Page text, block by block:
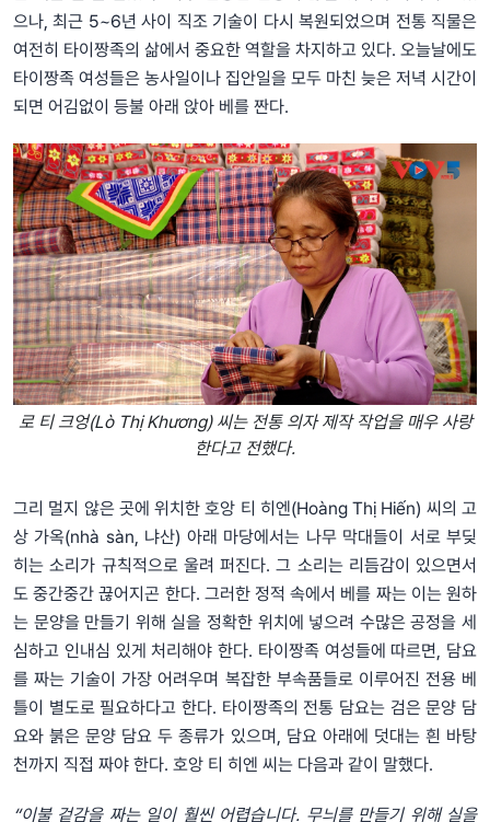
으나, 최근 5~6년 사이 직조 기술이 다시 복원되었으며 전통 직물은
여전히 타이짱족의 삶에서 중요한 역할을 차지하고 있다. 오늘날에도
타이짱족 여성들은 농사일이나 집안일을 모두 마친 늦은 저녁 시간이
되면 어김없이 등불 아래 앉아 베를 짠다.
로 티 크엉(Lò Thị Khương) 씨는 전통 의자 제작 작업을 매우 사랑
한다고 전했다.
그리 멀지 않은 곳에 위치한 호앙 티 히엔(Hoàng Thị Hiến) 씨의 고
상 가옥(nhà sàn, 냐산) 아래 마당에서는 나무 막대들이 서로 부딪
히는 소리가 규칙적으로 울려 퍼진다. 그 소리는 리듬감이 있으면서
도 중간중간 끊어지곤 한다. 그러한 정적 속에서 베를 짜는 이는 원하
는 문양을 만들기 위해 실을 정확한 위치에 넣으려 수많은 공정을 세
심하고 인내심 있게 처리해야 한다. 타이짱족 여성들에 따르면, 담요
를 짜는 기술이 가장 어려우며 복잡한 부속품들로 이루어진 전용 베
틀이 별도로 필요하다고 한다. 타이짱족의 전통 담요는 검은 문양 담
요와 붉은 문양 담요 두 종류가 있으며, 담요 아래에 덧대는 흰 바탕
천까지 직접 짜야 한다. 호앙 티 히엔 씨는 다음과 같이 말했다.
“이불 겉감을 짜는 일이 훨씬 어렵습니다. 무늬를 만들기 위해 실을